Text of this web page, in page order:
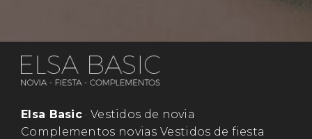
Elsa Basic · Vestidos de novia
Complementos novias Vestidos de fiesta